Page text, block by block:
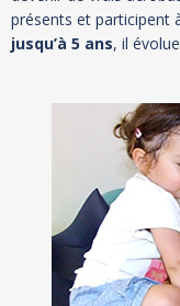
présents et participent
jusqu’à 5 ans, il